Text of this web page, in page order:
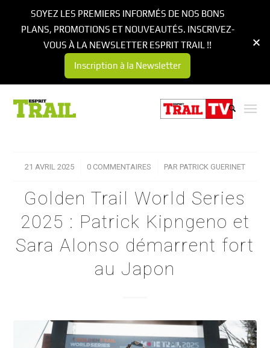
21 AVRIL 2025
/ 0 COMMENTAIRES
/ PAR PATRICK GUERINET
Golden Trail World Series
2025 : Patrick Kipngeno et
Sara Alonso démarrent fort
au Japon
SOYEZ LES PREMIERS INFORMÉS DE NOS BONS
PLANS, PROMOTIONS ET NOUVEAUTÉS. INSCRIVEZ-
VOUS À LA NEWSLETTER ESPRIT TRAIL !!
Inscription à la Newsletter